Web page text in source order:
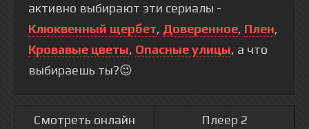
активно выбирают эти сериалы -
Клюквенный щербет, Доверенное, Плен,
Кровавые цветы, Опасные улицы, а что
выбираешь ты?😉
Смотреть онлайн
Плеер 2